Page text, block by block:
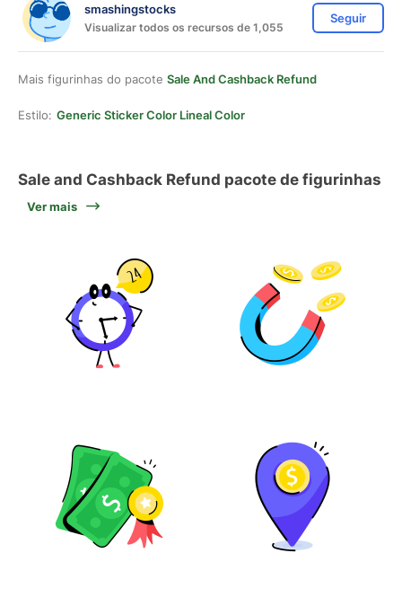
smashingstocks
Visualizar todos os recursos de 1,055
Seguir
Mais figurinhas do pacote Sale And Cashback Refund
Estilo: Generic Sticker Color Lineal Color
Sale and Cashback Refund pacote de figurinhas
Ver mais